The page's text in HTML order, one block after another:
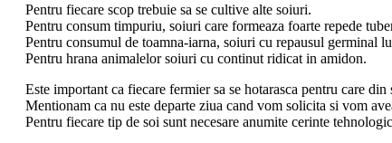
Pentru fiecare scop trebuie sa se cultive alte soiuri.
Pentru consum timpuriu, soiuri care formeaza foarte repede
Pentru consumul de toamna-iarna, soiuri cu repausul germinal
Pentru hrana animalelor soiuri cu continut ridicat in amidon.
Este important ca fiecare fermier sa se hotarasca pentru care
Mentionam ca nu este departe ziua cand vom solicita si vom
Pentru fiecare tip de soi sunt necesare anumite cerinte